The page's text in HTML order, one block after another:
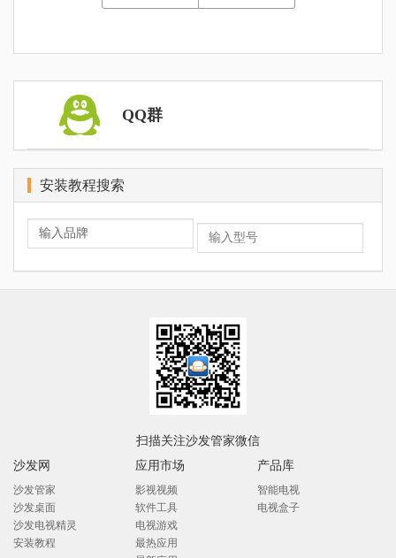
QQ群
安装教程搜索
扫描关注沙发管家微信
沙发网
沙发管家
沙发桌面
沙发电视精灵
安装教程
应用市场
影视视频
软件工具
电视游戏
最热应用
产品库
智能电视
电视盒子